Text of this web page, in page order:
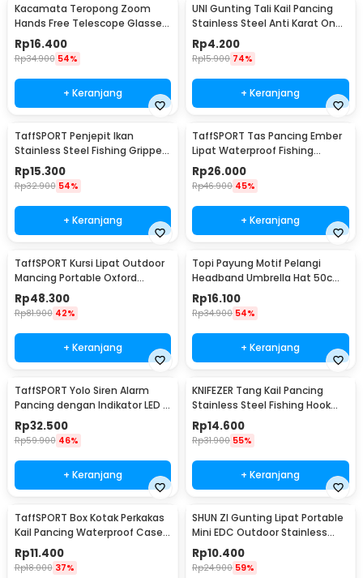
Kacamata Teropong Zoom
Hands Free Telescope Glasses
untuk Fishing - HG00117
Rp16.400
Rp34.900 54%
+ Keranjang
UNI Gunting Tali Kail Pancing
Stainless Steel Anti Karat One
Hand - 7261
Rp4.200
Rp15.900 74%
+ Keranjang
TaffSPORT Penjepit Ikan
Stainless Steel Fishing Gripper
Anti Karat - YS05
Rp15.300
Rp32.900 54%
+ Keranjang
TaffSPORT Tas Pancing Ember
Lipat Waterproof Fishing
Bucket
Rp26.000
Rp46.900 45%
+ Keranjang
TaffSPORT Kursi Lipat Outdoor
Mancing Portable Oxford
Folding Chair - ZDY01
Rp48.300
Rp81.900 42%
+ Keranjang
Topi Payung Motif Pelangi
Headband Umbrella Hat 50cm
- W655
Rp16.100
Rp34.900 54%
+ Keranjang
TaffSPORT Yolo Siren Alarm
Pancing dengan Indikator LED -
R3
Rp32.500
Rp59.900 46%
+ Keranjang
KNIFEZER Tang Kail Pancing
Stainless Steel Fishing Hook
Remover - J1352
Rp14.600
Rp31.900 55%
+ Keranjang
TaffSPORT Box Kotak Perkakas
Kail Pancing Waterproof Case -
Q041
Rp11.400
Rp18.000 37%
SHUN ZI Gunting Lipat Portable
Mini EDC Outdoor Stainless
Steel 20Gr13 - FS-08
Rp10.400
Rp24.900 59%